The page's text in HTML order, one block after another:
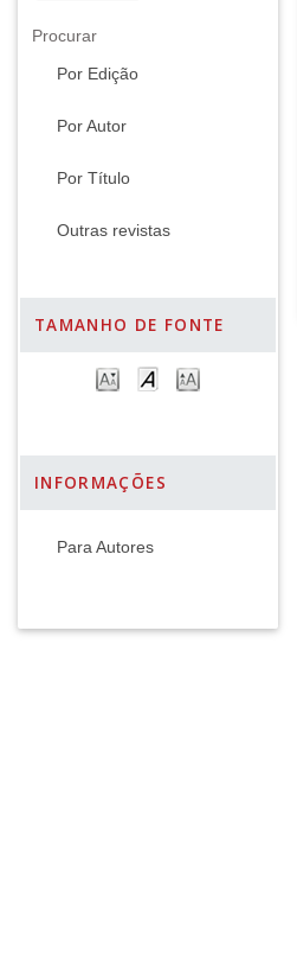
Procurar
Por Edição
Por Autor
Por Título
Outras revistas
TAMANHO DE FONTE
INFORMAÇÕES
Para Autores